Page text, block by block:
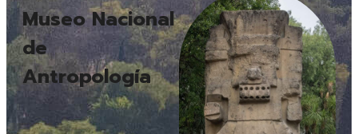
Museo Nacional
de
Antropología